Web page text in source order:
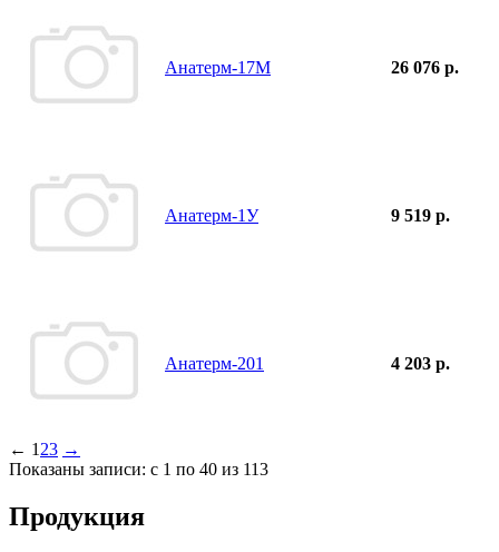
Анатерм-17М 26 076 р.
Анатерм-1У 9 519 р.
Анатерм-201 4 203 р.
← 1 23 →
Показаны записи: с 1 по 40 из 113
Продукция